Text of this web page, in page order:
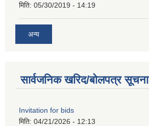
मिति: 05/30/2019 - 14:19
अन्य
सार्वजनिक खरिद/बोलपत्र सूचना
Invitation for bids
मिति: 04/21/2026 - 12:13